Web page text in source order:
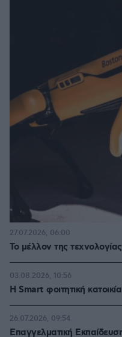
Το μέλλον της τεχνολογίας
27.07.2026, 06:00
Η Smart φοιτητική
03.08.2026, 10:56
Επαγγελματική
26.07.2026, 09:54